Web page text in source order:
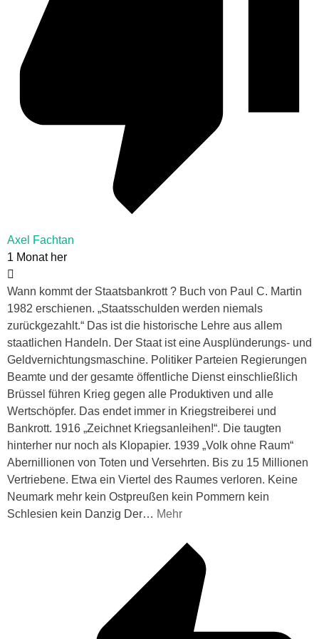
Axel Fachtan
1 Monat her
Wann kommt der Staatsbankrott ? Buch von Paul C. Martin
1982 erschienen. „Staatsschulden werden niemals
zurückgezahlt.“ Das ist die historische Lehre aus allem
staatlichen Handeln. Der Staat ist eine Ausplünderungs- und
Geldvernichtungsmaschine. Politiker Parteien Regierungen
Beamte und der gesamte öffentliche Dienst einschließlich
Brüssel führen Krieg gegen alle Produktiven und alle
Wertschöpfer. Das endet immer in Kriegstreiberei und
Bankrott. 1916 „Zeichnet Kriegsanleihen!“. Die taugten
hinterher nur noch als Klopapier. 1939 „Volk ohne Raum“
Abernillionen von Toten und Versehrten. Bis zu 15 Millionen
Vertriebene. Etwa ein Viertel des Raumes verloren. Keine
Neumark mehr kein Ostpreußen kein Pommern kein
Schlesien kein Danzig Der… Mehr